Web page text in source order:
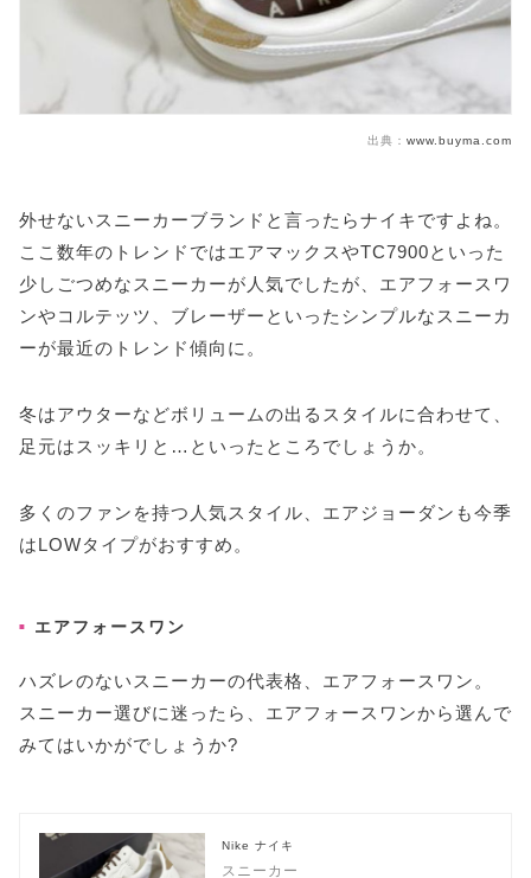
出典： www.buyma.com
外せないスニーカーブランドと言ったらナイキですよね。
ここ数年のトレンドではエアマックスやTC7900といった
少しごつめなスニーカーが人気でしたが、エアフォースワ
ンやコルテッツ、ブレーザーといったシンプルなスニーカ
ーが最近のトレンド傾向に。
冬はアウターなどボリュームの出るスタイルに合わせて、
足元はスッキリと…といったところでしょうか。
多くのファンを持つ人気スタイル、エアジョーダンも今季
はLOWタイプがおすすめ。
エアフォースワン
ハズレのないスニーカーの代表格、エアフォースワン。
スニーカー選びに迷ったら、エアフォースワンから選んで
みてはいかがでしょうか?
Nike ナイキ
スニーカー